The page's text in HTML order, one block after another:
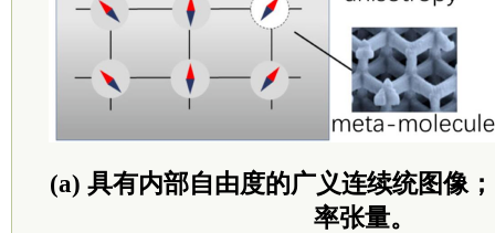
(a) 具有内部自由度的广义连续统图像
率张量。